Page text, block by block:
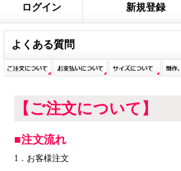
ログイン 新規登録
よくある質問
【ご注文について】
■注文流れ
1．お客様注文